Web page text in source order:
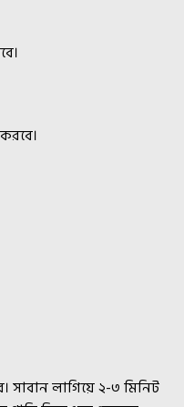
সাবান লাগিয়ে ২-৩ মিনিট